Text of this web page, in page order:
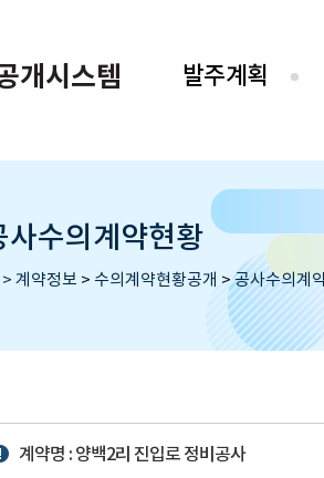
개시스템 발주계획
사수의계약현황
> 계약정보 > 수의계약현황공개 >공사수의계
계약명 : 양백2리 진입로 정비공사